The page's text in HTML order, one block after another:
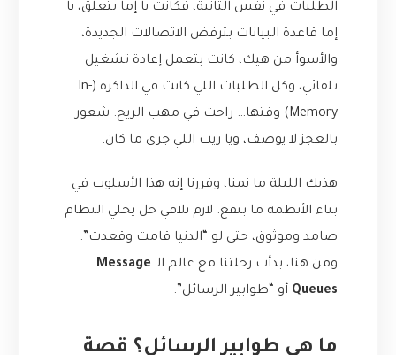
الطلبات في نفس الثانية، فكانت يا إما بتعلق، يا
إما قاعدة البيانات بترفض الاتصالات الجديدة،
والأسوأ من هيك، كانت بتعمل إعادة تشغيل
تلقائي، وكل الطلبات اللي كانت في الذاكرة (In-
Memory) وقتها… راحت في مهب الريح. شعور
بالعجز لا يوصف، ويا ريت اللي جرى ما كان.
هذيك الليلة ما نمنا، وقررنا إنه هذا الأسلوب في
بناء الأنظمة ما بنفع. لازم نلاقي حل يخلي النظام
صامد وموثوق، حتى لو “الدنيا قامت وقعدت”.
ومن هنا، بدأت رحلتنا مع عالم الـ Message
Queues أو “طوابير الرسائل”.
ما هي طوابير الرسائل؟ قصة